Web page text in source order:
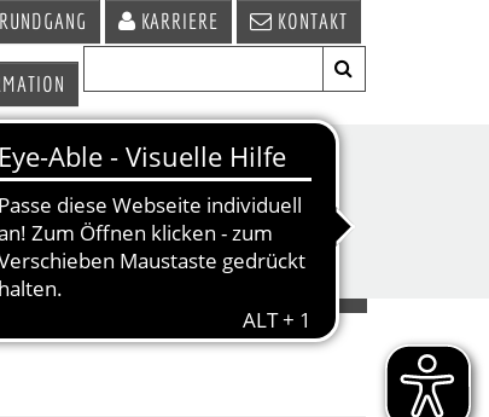
KARRIERE KONTAKT
&
TERMINE &
VERANSTALTUNGEN